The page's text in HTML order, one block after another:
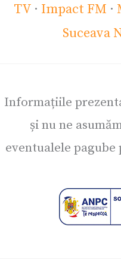
TV · Impact FM ·
Suceava
Informațiile
și nu ne
eventualele